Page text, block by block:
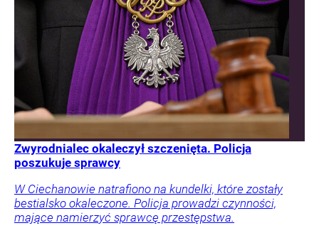
Zwyrodnialec okaleczył szczenięta. Policja
poszukuje sprawcy
W Ciechanowie natrafiono na kundelki, które zostały
bestialsko okaleczone. Policja prowadzi czynności,
mające namierzyć sprawcę przestępstwa.